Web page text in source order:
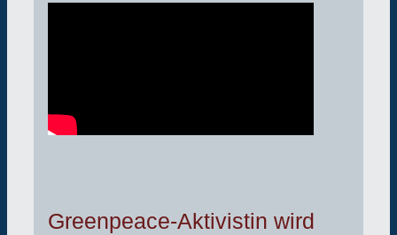
Greenpeace-Aktivistin wird